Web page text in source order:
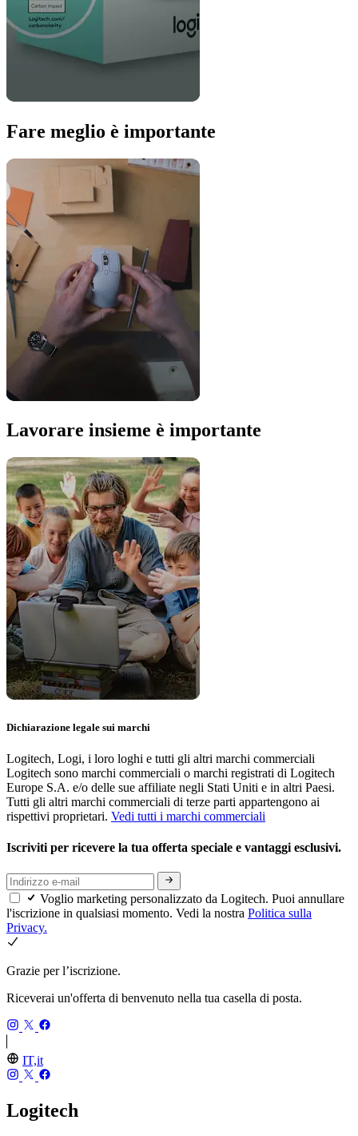
Fare meglio è importante
Lavorare insieme è importante
Dichiarazione legale sui marchi
Logitech, Logi, i loro loghi e tutti gli altri marchi commerciali
Logitech sono marchi commerciali o marchi registrati di Logitech
Europe S.A. e/o delle sue affiliate negli Stati Uniti e in altri Paesi.
Tutti gli altri marchi commerciali di terze parti appartengono ai
rispettivi proprietari. Vedi tutti i marchi commerciali
Iscriviti per ricevere la tua offerta speciale e vantaggi esclusivi.
Voglio marketing personalizzato da Logitech. Puoi annullare
l'iscrizione in qualsiasi momento. Vedi la nostra Politica sulla
Privacy.
Grazie per l’iscrizione.
Riceverai un'offerta di benvenuto nella tua casella di posta.
IT,it
Logitech